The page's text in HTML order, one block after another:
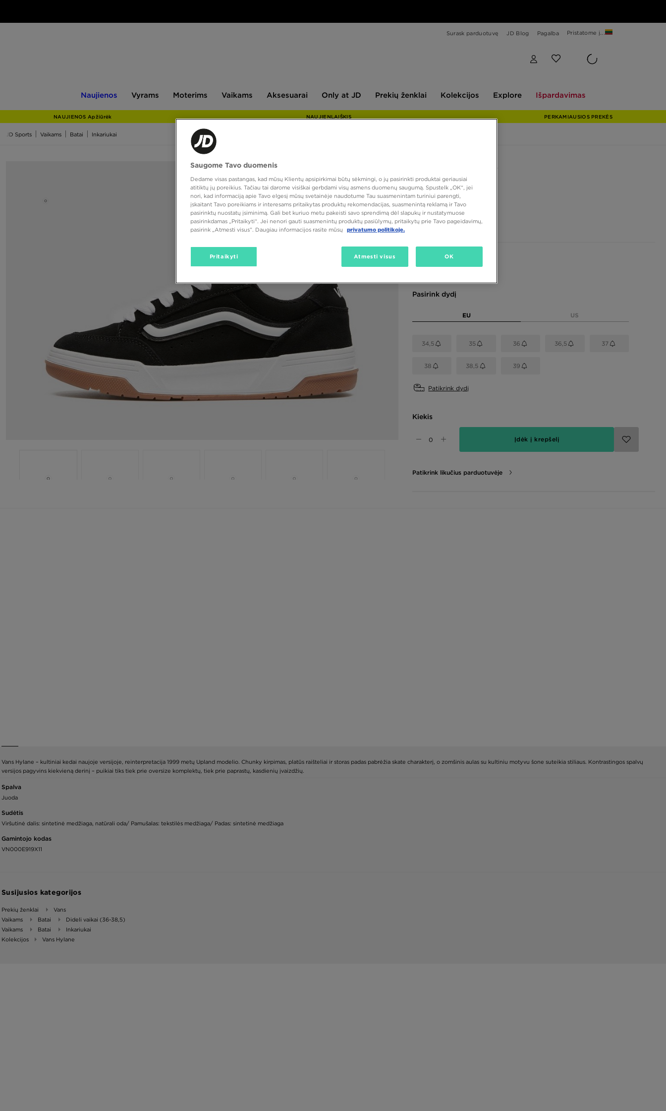
Surask parduotuvę JD Blog Pagalba Pristatome į...
Naujienos Vyrams Moterims Vaikams Aksesuarai
JD
Only at JD
ženklai
Prekių ženklai Kolekcijos Explore Išpardavimas
NAUJIENOS Apžiūrėk NAUJIENLAIŠKIS PERKAMIAUSIOS PREKĖS
JD Sports Vaikams Batai Inkariukai
VANS HYLANE
40,00 €
Pasirink dydį
EU US
34,5 35 36 36,5 37
38 38,5 39
Patikrink dydį
Kiekis
Įdėk į krepšelį
Patikrink likučius parduotuvėje
Vans Hylane – kultiniai kedai naujoje versijoje, reinterpretacija 1999 metų Upland modelio. Chunky kirpimas, platūs raišteliai ir storas padas pabrėžia skate charakterį, o zomšinis aulas su kultiniu motyvu šone suteikia stiliaus. Kontrastingos spalvų
versijos pagyvins kiekvieną derinį – puikiai tiks tiek prie oversize komplektų, tiek prie paprastų, kasdienių įvaizdžių.
Spalva
Juoda
Sudėtis
Viršutinė dalis: sintetinė medžiaga, natūrali oda/ Pamušalas: tekstilės medžiaga/ Padas: sintetinė medžiaga
Gamintojo kodas
VN000E919X11
Susijusios kategorijos
Prekių ženklai
Vans
Vaikams
Batai
Dideli vaikai (36-38,5)
Vaikams
Batai
Inkariukai
Kolekcijos
Vans Hylane
Saugome Tavo duomenis
Dedame visas pastangas, kad mūsų Klientų apsipirkimai būtų sėkmingi, o jų pasirinkti produktai geriausiai
atitiktų jų poreikius. Tačiau tai darome visiškai gerbdami visų asmens duomenų saugumą. Spustelk „OK“, jei
nori, kad informaciją apie Tavo elgesį mūsų svetainėje naudotume Tau suasmenintam turiniui parengti,
įskaitant Tavo poreikiams ir interesams pritaikytas produktų rekomendacijas, suasmenintą reklamą ir Tavo
pasirinktų nuostatų įsiminimą. Gali bet kuriuo metu pakeisti savo sprendimą dėl slapukų ir nustatymuose
pasirinkdamas „Pritaikyti“. Jei nenori gauti suasmenintų produktų pasiūlymų, pritaikytų prie Tavo pageidavimų,
pasirink „Atmesti visus”. Daugiau informacijos rasite mūsų
privatumo politikoje.
Pritaikyti Atmesti visus OK